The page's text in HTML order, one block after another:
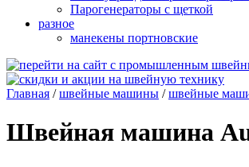
Парогенераторы с щеткой
разное
манекены портновские
Главная /швейные машины /швейные
Швейная машина